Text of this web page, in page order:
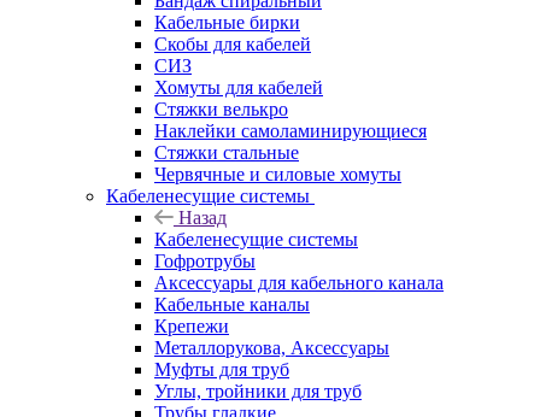
Кабельные бирки
Cкобы для кабелей
СИЗ
Хомуты для кабелей
Стяжки велькро
Наклейки самоламинирующиеся
Стяжки стальные
Червячные и силовые хомуты
Кабеленесущие системы
Назад
Кабеленесущие системы
Гофротрубы
Аксессуары для кабельного канала
Кабельные каналы
Крепежи
Металлорукова, Аксессуары
Муфты для труб
Углы, тройники для труб
Трубы гладкие